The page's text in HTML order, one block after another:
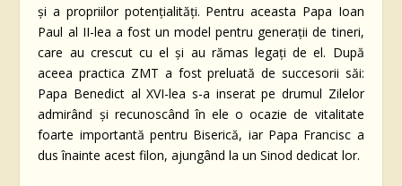
și a propriilor potențialități. Pentru aceasta Papa Ioan
Paul al II-lea a fost un model pentru generații de tineri,
care au crescut cu el și au rămas legați de el. După
aceea practica ZMT a fost preluată de succesorii săi:
Papa Benedict al XVI-lea s-a inserat pe drumul Zilelor
admirând și recunoscând în ele o ocazie de vitalitate
foarte importantă pentru Biserică, iar Papa Francisc a
dus înainte acest filon, ajungând la un Sinod dedicat lor.